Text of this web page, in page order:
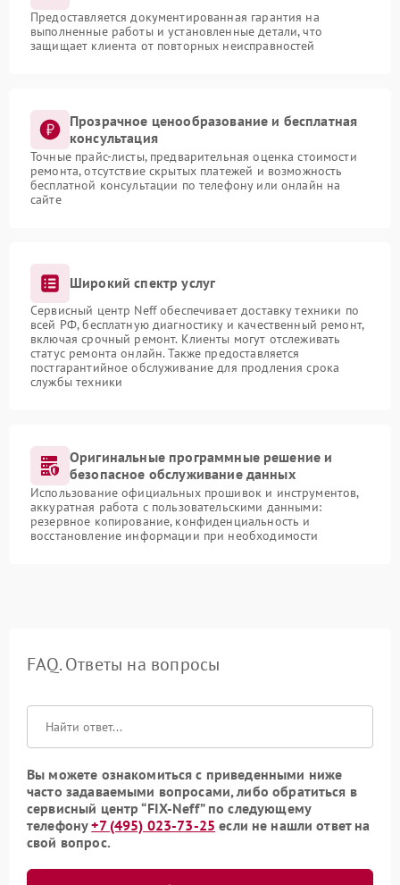
Предоставляется документированная гарантия на
выполненные работы и установленные детали, что
защищает клиента от повторных неисправностей
Прозрачное ценообразование и бесплатная
консультация
Точные прайс-листы, предварительная оценка стоимости
ремонта, отсутствие скрытых платежей и возможность
бесплатной консультации по телефону или онлайн на
сайте
Широкий спектр услуг
Сервисный центр Neff обеспечивает доставку техники по
всей РФ, бесплатную диагностику и качественный ремонт,
включая срочный ремонт. Клиенты могут отслеживать
статус ремонта онлайн. Также предоставляется
постгарантийное обслуживание для продления срока
службы техники
Оригинальные программные решение и
безопасное обслуживание данных
Использование официальных прошивок и инструментов,
аккуратная работа с пользовательскими данными:
резервное копирование, конфиденциальность и
восстановление информации при необходимости
FAQ. Ответы на вопросы
Вы можете ознакомиться с приведенными ниже
часто задаваемыми вопросами, либо обратиться в
сервисный центр “FIX-Neff” по следующему
телефону+7 (495) 023-73-25 если не нашли ответ на
свой вопрос.